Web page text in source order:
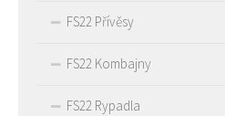
FS22 Přívěsy
FS22 Kombajny
FS22 Rypadla